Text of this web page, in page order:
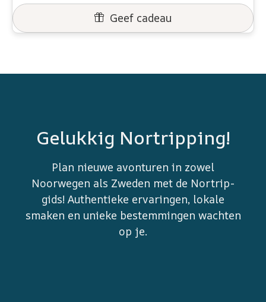
Geef cadeau
Gelukkig Nortripping!
Plan nieuwe avonturen in zowel
Noorwegen als Zweden met de Nortrip-
gids! Authentieke ervaringen, lokale
smaken en unieke bestemmingen wachten
op je.